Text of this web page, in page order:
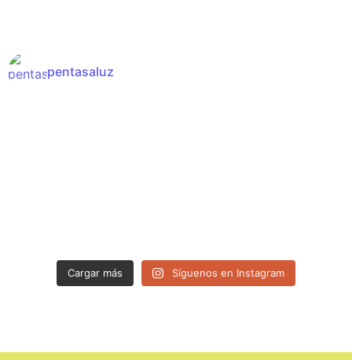
pentasaluz
Cargar más Síguenos en Instagram